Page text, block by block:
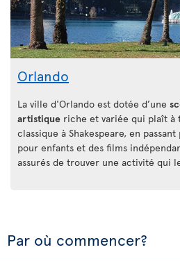
Orlando
La ville d'Orlando est dotée d’une
artistique riche et variée qui plaît à
classique à Shakespeare, en
pour enfants et des films
assurés de trouver une activité qui
Par où commencer?